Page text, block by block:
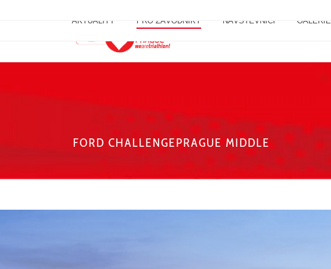
AKTUALITY PRO ZÁVODNÍKY NÁVŠTĚVNÍCI GALERIE
FORD CHALLENGEPRAGUE MIDDLE